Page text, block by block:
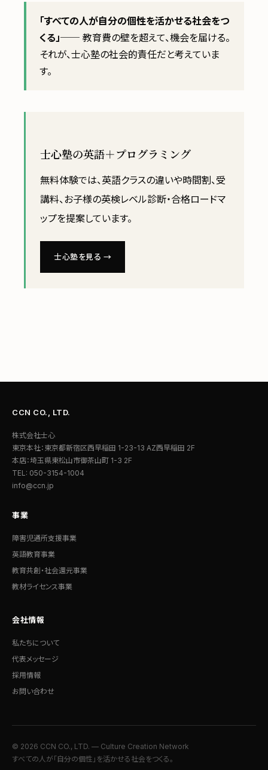
「すべての人が自分の個性を活かせる社会をつ
くる」── 教育費の壁を超えて、機会を届ける。
それが、士心塾の社会的責任だと考えていま
す。
士心塾の英語＋プログラミング
無料体験では、英語クラスの違いや時間割、受
講料、お子様の英検レベル診断・合格ロードマ
ップを提案しています。
士心塾を見る →
CCN CO., LTD.
株式会社士心
東京本社：東京都新宿区西早稲田 1-23-13 AZ西早稲田 2F
本店：埼玉県東松山市御茶山町 1-3 2F
TEL: 050-3154-1004
info@ccn.jp
事業
障害児通所支援事業
英語教育事業
教育共創・社会還元事業
教材ライセンス事業
会社情報
私たちについて
代表メッセージ
採用情報
お問い合わせ
© 2026 CCN CO., LTD. — Culture Creation Network
すべての人が「自分の個性」を活かせる社会をつくる。